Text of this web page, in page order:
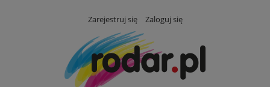
Zarejestruj się Zaloguj się